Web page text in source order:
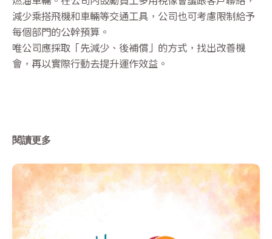
減少乘搭飛機和車輛等交通工具，公司也可考慮限制給予
每個部門的公幹預算。
唯公司應採取「先減少、後補償」的方式，找出改善機
會，再以實際行動去提升運作效益。
閱讀更多